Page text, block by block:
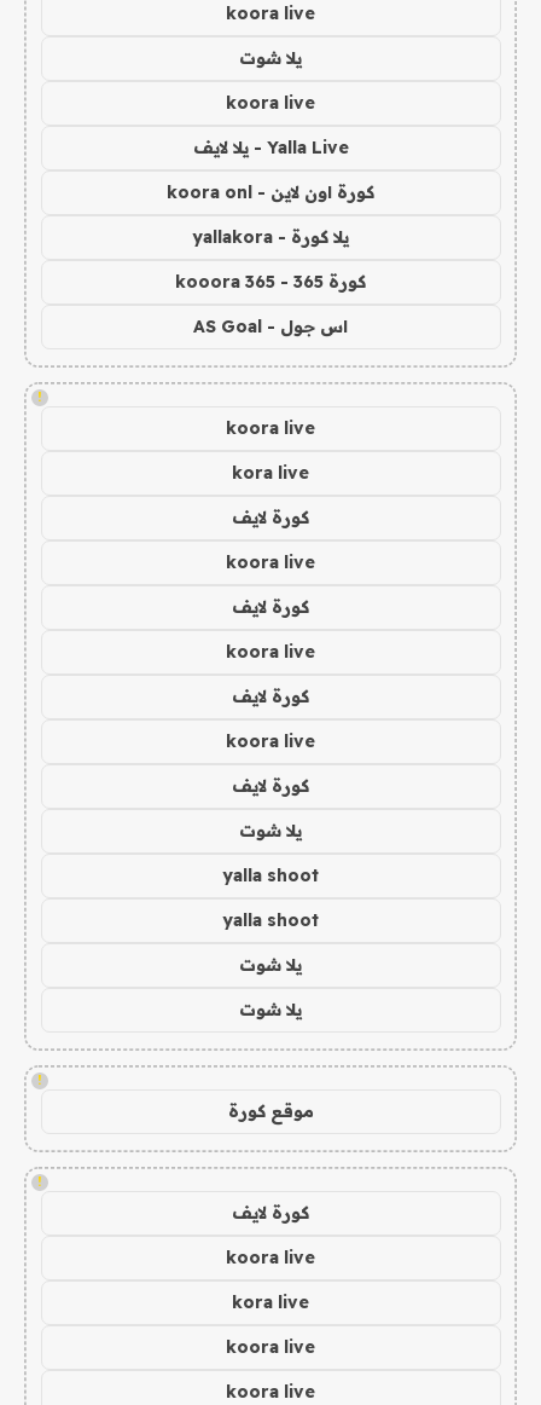
koora live
يلا شوت
koora live
Yalla Live - يلا لايف
كورة اون لاين - koora onl
يلا كورة - yallakora
كورة 365 - kooora 365
اس جول - AS Goal
!
koora live
kora live
كورة لايف
koora live
كورة لايف
koora live
كورة لايف
koora live
كورة لايف
يلا شوت
yalla shoot
yalla shoot
يلا شوت
يلا شوت
!
موقع كورة
!
كورة لايف
koora live
kora live
koora live
koora live